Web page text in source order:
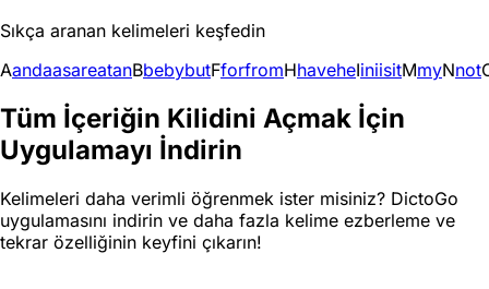
Sıkça aranan kelimeleri keşfedin
AandaasareatanBbebybutFforfromHhaveheIiniisitMmyNnot
Tüm İçeriğin Kilidini Açmak İçin
Uygulamayı İndirin
Kelimeleri daha verimli öğrenmek ister misiniz? DictoGo
uygulamasını indirin ve daha fazla kelime ezberleme ve
tekrar özelliğinin keyfini çıkarın!